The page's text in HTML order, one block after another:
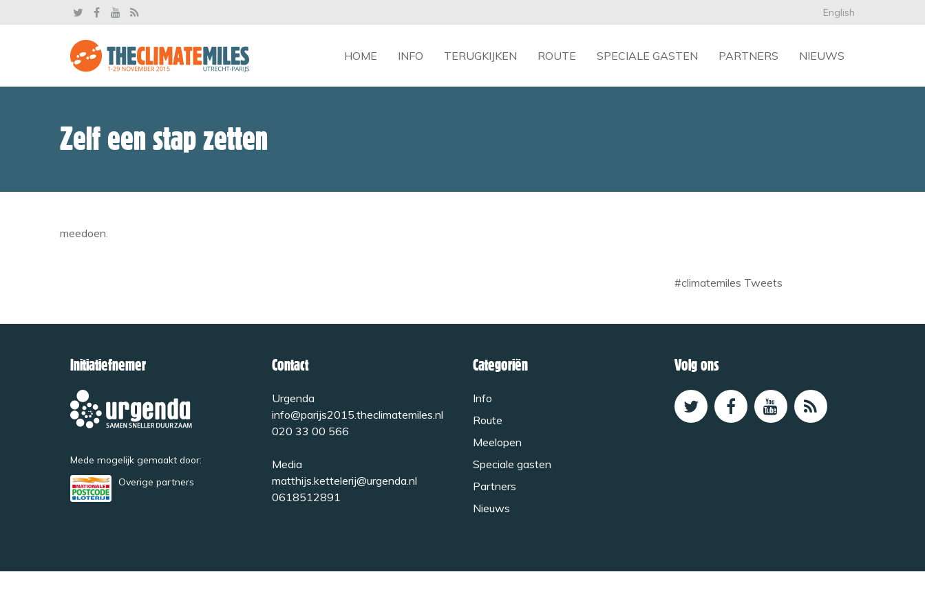
English
HOME INFO TERUGKIJKEN ROUTE SPECIALE GASTEN PARTNERS NIEUWS
Zelf een stap zetten
meedoen.
#climatemiles Tweets
Initiatiefnemer
Mede mogelijk gemaakt door:
Overige partners
Contact
Urgenda
info@parijs2015.theclimatemiles.nl
020 33 00 566
Media
matthijs.kettelerij@urgenda.nl
0618512891
Categoriën
Info
Route
Meelopen
Speciale gasten
Partners
Nieuws
Volg ons